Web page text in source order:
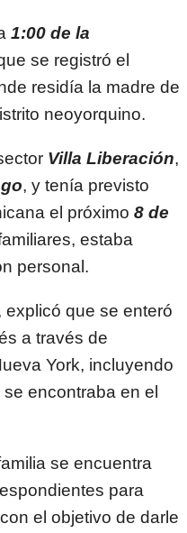
1:00 de la
se registró el
residía la madre de
neoyorquino.
Villa Liberación,
, y tenía previsto
el próximo 8 de
estaba
personal.
explicó que se enteró
a través de
York, incluyendo
encontraba en el
se encuentra
para
el objetivo de darle